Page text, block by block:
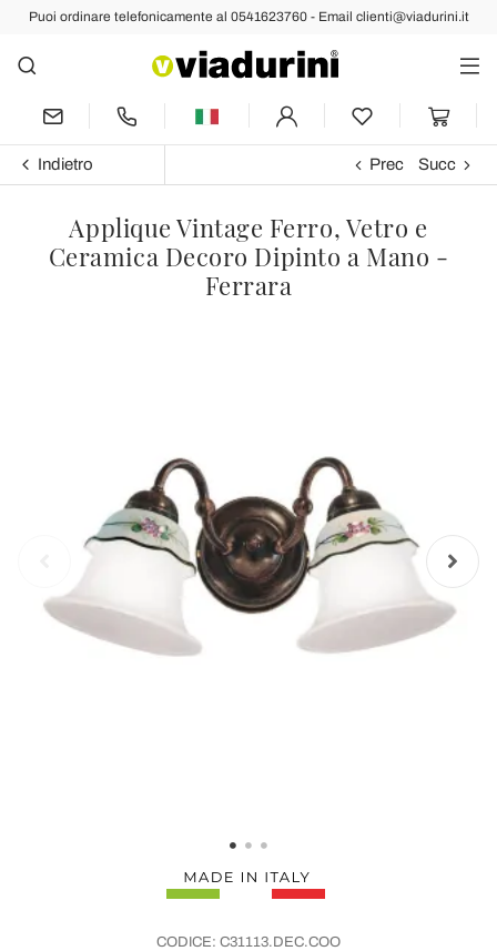
Puoi ordinare telefonicamente al 0541623760 - Email clienti@viadurini.it
Indietro Prec Succ
Applique Vintage Ferro, Vetro e
Ceramica Decoro Dipinto a Mano -
Ferrara
CODICE: C31113.DEC.COO